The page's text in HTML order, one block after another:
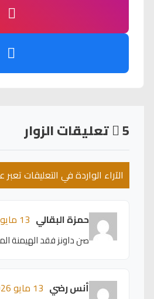
5 تعليقات الزوار
الآراء الواردة في التعليقات
حمزة البقالي 13 مايو 2026 - 15:46
صن داونز فقد الهيمنة
أنس رضي 13 مايو 2026 - 15:42